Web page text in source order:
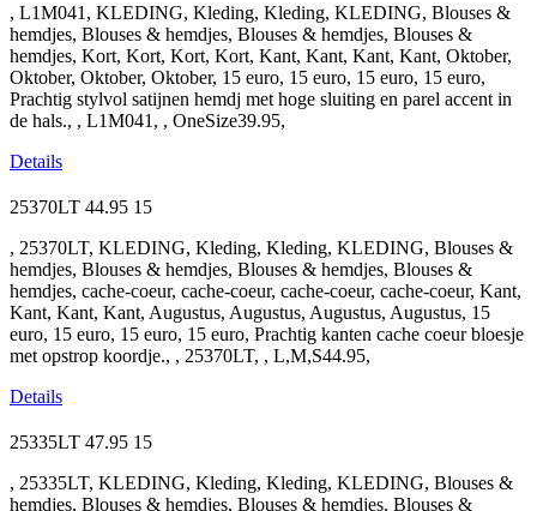
, L1M041, KLEDING, Kleding, Kleding, KLEDING, Blouses &
hemdjes, Blouses & hemdjes, Blouses & hemdjes, Blouses &
hemdjes, Kort, Kort, Kort, Kort, Kant, Kant, Kant, Kant, Oktober,
Oktober, Oktober, Oktober, 15 euro, 15 euro, 15 euro, 15 euro,
Prachtig stylvol satijnen hemdj met hoge sluiting en parel accent in
de hals., , L1M041, , OneSize39.95,
Details
25370LT 44.95 15
, 25370LT, KLEDING, Kleding, Kleding, KLEDING, Blouses &
hemdjes, Blouses & hemdjes, Blouses & hemdjes, Blouses &
hemdjes, cache-coeur, cache-coeur, cache-coeur, cache-coeur, Kant,
Kant, Kant, Kant, Augustus, Augustus, Augustus, Augustus, 15
euro, 15 euro, 15 euro, 15 euro, Prachtig kanten cache coeur bloesje
met opstrop koordje., , 25370LT, , L,M,S44.95,
Details
25335LT 47.95 15
, 25335LT, KLEDING, Kleding, Kleding, KLEDING, Blouses &
hemdjes, Blouses & hemdjes, Blouses & hemdjes, Blouses &